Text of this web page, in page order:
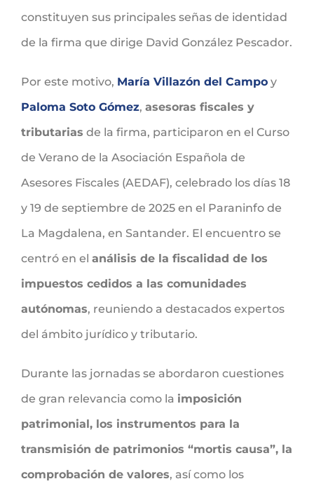
constituyen sus principales señas de identidad
de la firma que dirige David González Pescador.
Por este motivo, María Villazón del Campo y
Paloma Soto Gómez, asesoras fiscales y
tributarias de la firma, participaron en el Curso
de Verano de la Asociación Española de
Asesores Fiscales (AEDAF), celebrado los días 18
y 19 de septiembre de 2025 en el Paraninfo de
La Magdalena, en Santander. El encuentro se
centró en el análisis de la fiscalidad de los
impuestos cedidos a las comunidades
autónomas, reuniendo a destacados expertos
del ámbito jurídico y tributario.
Durante las jornadas se abordaron cuestiones
de gran relevancia como la imposición
patrimonial, los instrumentos para la
transmisión de patrimonios “mortis causa”, la
comprobación de valores, así como los